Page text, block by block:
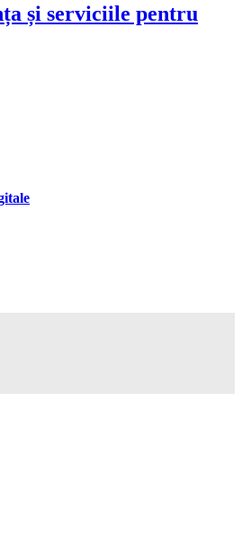
și serviciile pentru